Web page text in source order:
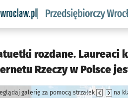
informacyjny wroclaw.pl
rozdane. Laureaci
Rzeczy w Polsce
galerię za pomocą strzałek na